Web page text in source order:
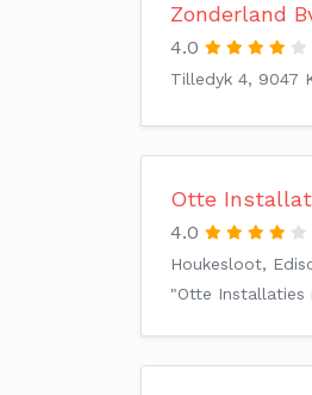
Zonderland
4.0
Tilledyk 4, 9047
Otte
4.0
Houkesloot,
"Otte